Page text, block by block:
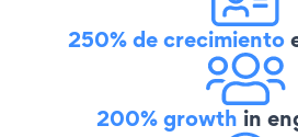
250% de crecimiento
200% growth in